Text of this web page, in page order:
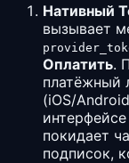
Нативный
вызывает
Оплатить.
платёжный
(iOS/
покидает
подписок,